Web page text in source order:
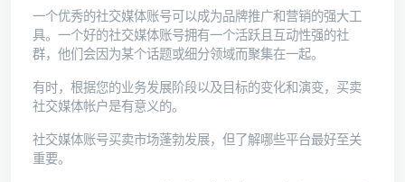
一个优秀的社交媒体账号可以成为品牌推广和营销的强大工
具。一个好的社交媒体账号拥有一个活跃且互动性强的社
群，他们会因为某个话题或细分领域而聚集在一起。
有时，根据您的业务发展阶段以及目标的变化和演变，买卖
社交媒体帐户是有意义的。
社交媒体账号买卖市场蓬勃发展，但了解哪些平台最好至关
重要。